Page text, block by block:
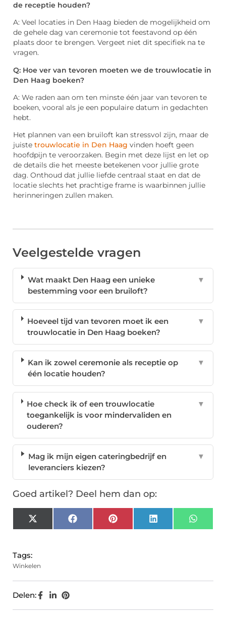
de receptie houden?
A: Veel locaties in Den Haag bieden de mogelijkheid om
de gehele dag van ceremonie tot feestavond op één
plaats door te brengen. Vergeet niet dit specifiek na te
vragen.
Q: Hoe ver van tevoren moeten we de trouwlocatie in
Den Haag boeken?
A: We raden aan om ten minste één jaar van tevoren te
boeken, vooral als je een populaire datum in gedachten
hebt.
Het plannen van een bruiloft kan stressvol zijn, maar de
juiste trouwlocatie in Den Haag vinden hoeft geen
hoofdpijn te veroorzaken. Begin met deze lijst en let op
de details die het meeste betekenen voor jullie grote
dag. Onthoud dat jullie liefde centraal staat en dat de
locatie slechts het prachtige frame is waarbinnen jullie
herinneringen zullen maken.
Veelgestelde vragen
Wat maakt Den Haag een unieke
bestemming voor een bruiloft?
▼
Hoeveel tijd van tevoren moet ik een
trouwlocatie in Den Haag boeken?
▼
Kan ik zowel ceremonie als receptie op
één locatie houden?
▼
Hoe check ik of een trouwlocatie
toegankelijk is voor mindervaliden en
ouderen?
▼
Mag ik mijn eigen cateringbedrijf en
leveranciers kiezen?
▼
Goed artikel? Deel hem dan op:
X
(Twitter)
FacebookPinterest LinkedIn
Tags:
Winkelen
Delen: